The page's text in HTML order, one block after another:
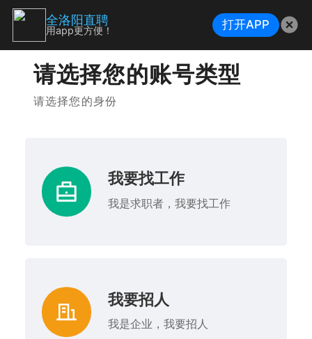
请选择您的账号类型
请选择您的身份
我要找工作
我是求职者，我要找工作
我要招人
我是企业，我要招人
全洛阳直聘
用app更方便！ 打开APP